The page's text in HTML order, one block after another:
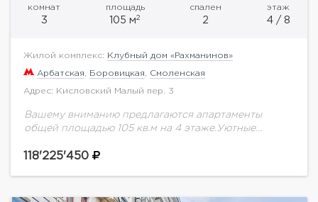
комнат
3
площадь
105 м2
спален
2
этаж
4 / 8
Жилой комплекс: Клубный дом «Рахманинов»
Арбатская Боровицкая Смоленская
Адрес: Кисловский Малый пер. 3
Вашему вниманию предлагаются апартаменты
общей площадью 105 кв.м на 4 этаже.Уютные
столицы считаются привлекательными
118'225'450